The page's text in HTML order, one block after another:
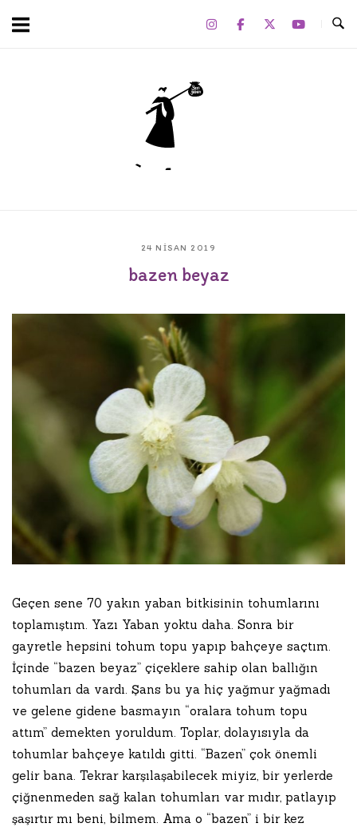
Home
24 NISAN 2019
bazen beyaz
Geçen sene 70 yakın yaban bitkisinin tohumlarını
toplamıştım. Yazı Yaban yoktu daha. Sonra bir
gayretle hepsini tohum topu yapıp bahçeye saçtım.
İçinde “bazen beyaz” çiçeklere sahip olan ballığın
tohumları da vardı. Şans bu ya hiç yağmur yağmadı
ve gelene gidene basmayın “oralara tohum topu
attım” demekten yoruldum. Toplar, dolayısıyla da
tohumlar bahçeye katıldı gitti. “Bazen” çok önemli
gelir bana. Tekrar karşılaşabilecek miyiz, bir yerlerde
çiğnenmeden sağ kalan tohumları var mıdır, patlayıp
şaşırtır mı beni, bilmem. Ama o “bazen” i bir kez